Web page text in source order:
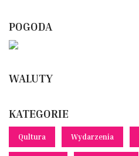
POGODA
WALUTY
KATEGORIE
Qultura Wydarzenia